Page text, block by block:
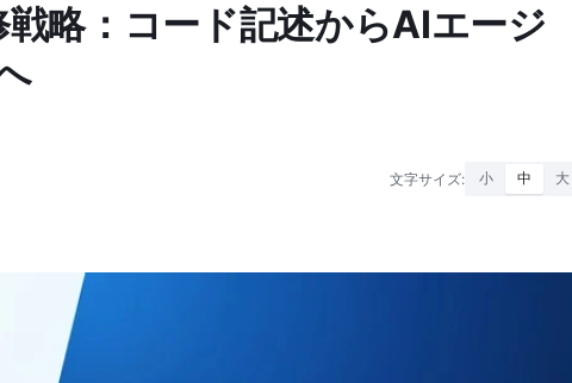
略：コード記述からAIエージ
文字サイズ: 小 中 大